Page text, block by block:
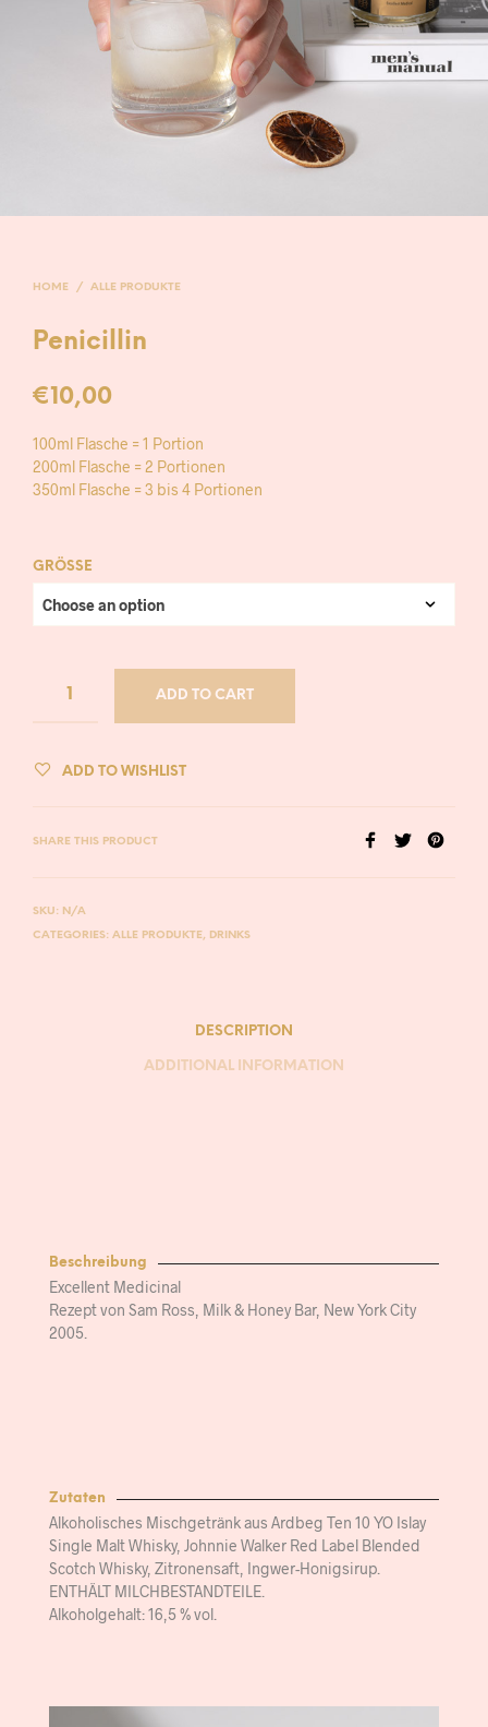
HOME / ALLE PRODUKTE
Penicillin
€10,00
100ml Flasche = 1 Portion
200ml Flasche = 2 Portionen
350ml Flasche = 3 bis 4 Portionen
GRÖSSE
ADD TO CART
ADD TO WISHLIST
SHARE THIS PRODUCT
SKU: N/A
CATEGORIES: ALLE PRODUKTE, DRINKS
DESCRIPTION
ADDITIONAL INFORMATION
Beschreibung
Excellent Medicinal
Rezept von Sam Ross, Milk & Honey Bar, New York City
2005.
Zutaten
Alkoholisches Mischgetränk aus Ardbeg Ten 10 YO Islay
Single Malt Whisky, Johnnie Walker Red Label Blended
Scotch Whisky, Zitronensaft, Ingwer-Honigsirup.
ENTHÄLT MILCHBESTANDTEILE.
Alkoholgehalt: 16,5 % vol.